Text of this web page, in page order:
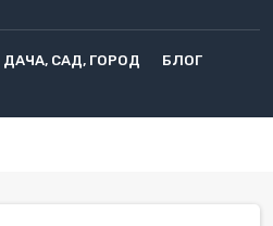
ДАЧА, САД, ГОРОД БЛОГ